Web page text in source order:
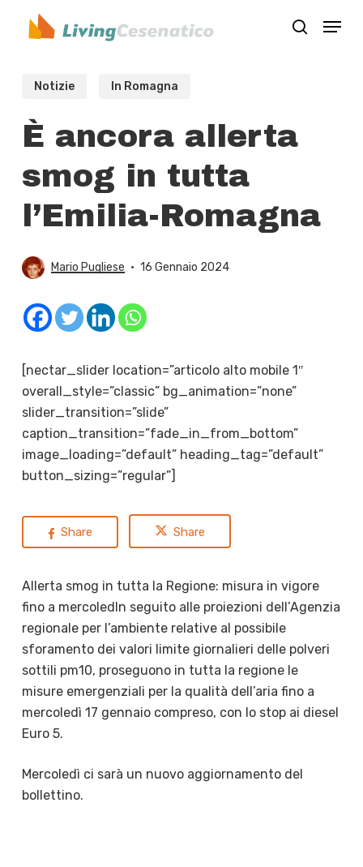
search
Menu
Notizie In Romagna
È ancora allerta
smog in tutta
l’Emilia-Romagna
Mario Pugliese 16 Gennaio 2024
[nectar_slider location=”articolo alto mobile 1″
overall_style=”classic” bg_animation=”none”
slider_transition=”slide”
caption_transition=”fade_in_from_bottom”
image_loading=”default” heading_tag=”default”
button_sizing=”regular”]
Share Share
Allerta smog in tutta la Regione: misura in vigore
fino a mercoledIn seguito alle proiezioni dell’Agenzia
regionale per l’ambiente relative al possibile
sforamento dei valori limite giornalieri delle polveri
sottili pm10, proseguono in tutta la regione le
misure emergenziali per la qualità dell’aria fino a
mercoledì 17 gennaio compreso, con lo stop ai diesel
Euro 5.
Mercoledì ci sarà un nuovo aggiornamento del
bollettino.